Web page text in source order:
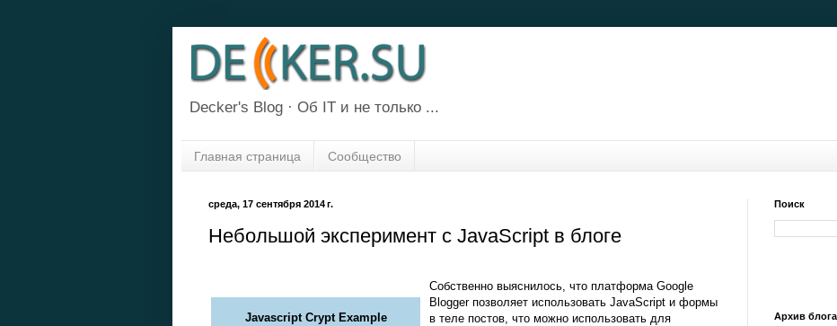
Decker's Blog · Об IT и не только ...
Главная страница Сообщество
среда, 17 сентября 2014 г.
Небольшой эксперимент с JavaScript в блоге
Javascript Crypt Example
Собственно выяснилось, что платформа Google
Blogger позволяет использовать JavaScript и формы
в теле постов, что можно использовать для
Поиск
Архив блога